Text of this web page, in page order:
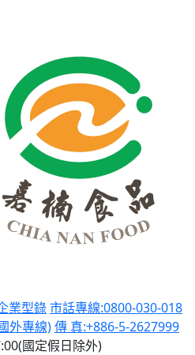
業型錄市話專線:0800-030-018
外專線)傳 真:+886-5-2627999
國定假日除外)